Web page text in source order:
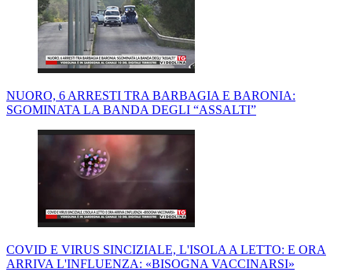
NUORO, 6 ARRESTI TRA BARBAGIA E BARONIA:
SGOMINATA LA BANDA DEGLI “ASSALTI”
COVID E VIRUS SINCIZIALE, L'ISOLA A LETTO: E ORA
ARRIVA L'INFLUENZA: «BISOGNA VACCINARSI»